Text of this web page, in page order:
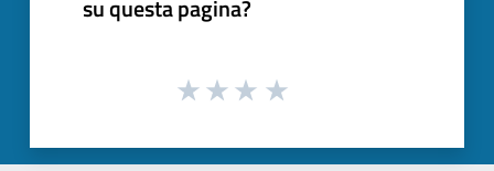
su questa pagina?